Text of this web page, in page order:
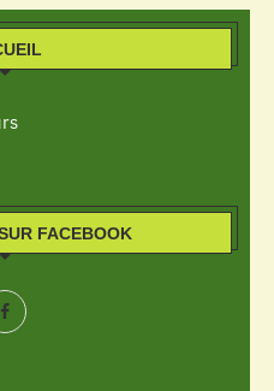
FACEBOOK